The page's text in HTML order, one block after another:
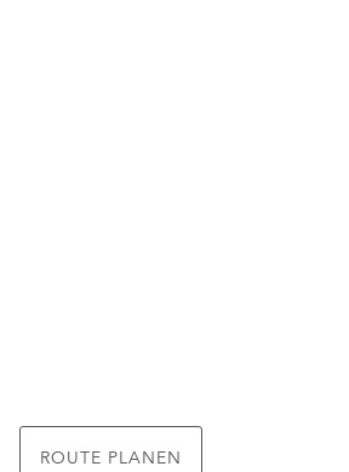
ROUTE PLANEN